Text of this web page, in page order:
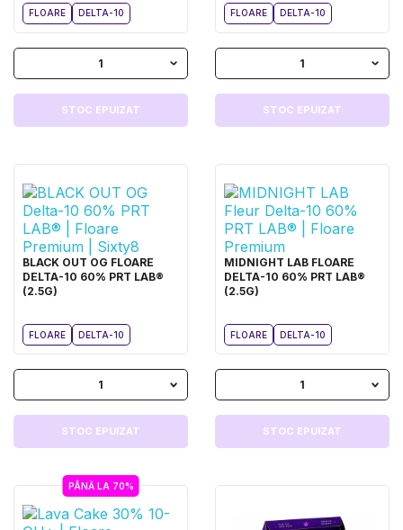
FLOARE DELTA-10
1
STOC EPUIZAT
FLOARE DELTA-10
1
STOC EPUIZAT
BLACK OUT OG FLOARE
DELTA-10 60% PRT LAB®
(2.5G)
FLOARE DELTA-10
1
STOC EPUIZAT
MIDNIGHT LAB FLOARE
DELTA-10 60% PRT LAB®
(2.5G)
FLOARE DELTA-10
1
STOC EPUIZAT
PÂNĂ LA 70%